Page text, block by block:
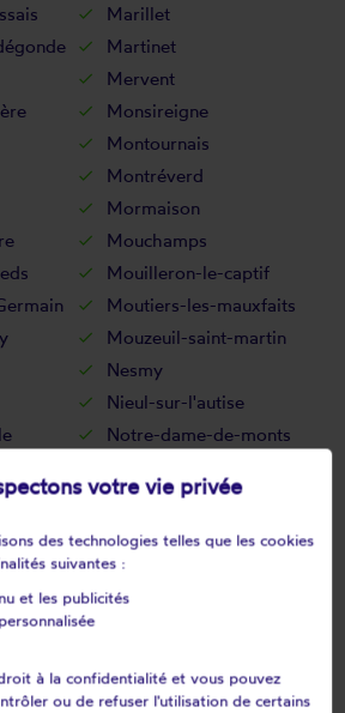
Marillet
Martinet
Mervent
Monsireigne
Montournais
Montréverd
Mormaison
Mouchamps
Mouilleron-le-captif
Moutiers-les-mauxfaits
Mouzeuil-saint-martin
Nesmy
Nieul-sur-l'autise
Notre-dame-de-monts
Palluau
Petosse
Poiroux
Pouzauges
Rosnay
votre vie privée
des technologies telles que les cookies
suivantes :
et les publicités
à la confidentialité et vous pouvez
ou de refuser l'utilisation de certains